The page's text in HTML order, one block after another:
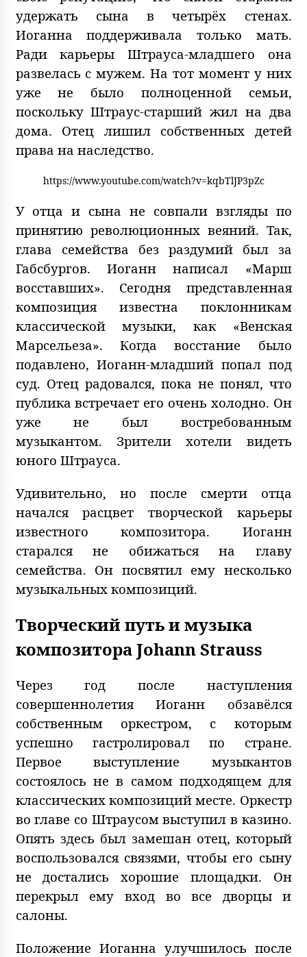
удержать сына в четырёх стенах.
Иоганна поддерживала только мать.
Ради карьеры Штрауса-младшего она
развелась с мужем. На тот момент у них
уже не было полноценной семьи,
поскольку Штраус-старший жил на два
дома. Отец лишил собственных детей
права на наследство.
https://www.youtube.com/watch?v=kqbTlJP3pZc
У отца и сына не совпали взгляды по
принятию революционных веяний. Так,
глава семейства без раздумий был за
Габсбургов. Иоганн написал «Марш
восставших». Сегодня представленная
композиция известна поклонникам
классической музыки, как «Венская
Марсельеза». Когда восстание было
подавлено, Иоганн-младший попал под
суд. Отец радовался, пока не понял, что
публика встречает его очень холодно. Он
уже не был востребованным
музыкантом. Зрители хотели видеть
юного Штрауса.
Удивительно, но после смерти отца
начался расцвет творческой карьеры
известного композитора. Иоганн
старался не обижаться на главу
семейства. Он посвятил ему несколько
музыкальных композиций.
Творческий путь и музыка
композитора Johann Strauss
Через год после наступления
совершеннолетия Иоганн обзавёлся
собственным оркестром, с которым
успешно гастролировал по стране.
Первое выступление музыкантов
состоялось не в самом подходящем для
классических композиций месте. Оркестр
во главе со Штраусом выступил в казино.
Опять здесь был замешан отец, который
воспользовался связями, чтобы его сыну
не достались хорошие площадки. Он
перекрыл ему вход во все дворцы и
салоны.
Положение Иоганна улучшилось после